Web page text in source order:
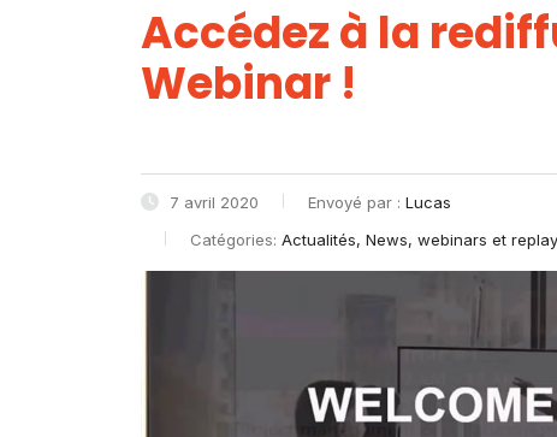
Accédez à la
Webinar !
7 avril 2020 Envoyé par : Lucas
Catégories: Actualités, News, webinars et